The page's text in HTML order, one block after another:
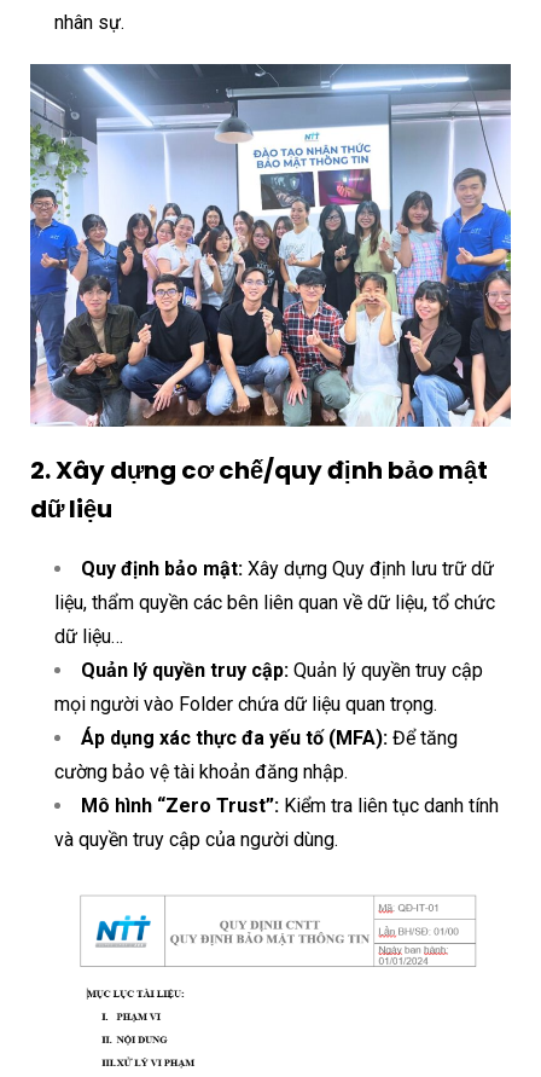
nhân sự.
2. Xây dựng cơ chế/quy định bảo mật
dữ liệu
Quy định bảo mật: Xây dựng Quy định lưu trữ dữ
liệu, thẩm quyền các bên liên quan về dữ liệu, tổ chức
dữ liệu…
Quản lý quyền truy cập: Quản lý quyền truy cập
mọi người vào Folder chứa dữ liệu quan trọng.
Áp dụng xác thực đa yếu tố (MFA): Để tăng
cường bảo vệ tài khoản đăng nhập.
Mô hình “Zero Trust”: Kiểm tra liên tục danh tính
và quyền truy cập của người dùng.